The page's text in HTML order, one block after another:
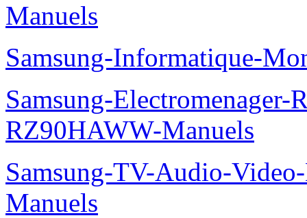
Manuels
Samsung-Informatique-
Samsung-Electromenager-
RZ90HAWW-Manuels
Samsung-TV-Audio-
Manuels